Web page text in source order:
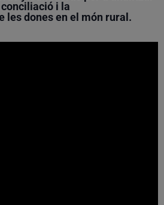
i la
les dones en el món rural.